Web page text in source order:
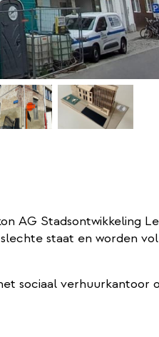
AG Stadsontwikkeling
staat en worden
sociaal verhuurkantoor